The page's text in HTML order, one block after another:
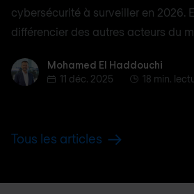
cybersécurité à surveiller en 2026.
différencier des autres acteurs du
Mohamed El Haddouchi
Mohamed El Haddouchi
11 déc. 2025
18 min.
Tous les articles